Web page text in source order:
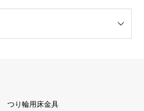
つり輪用床金具